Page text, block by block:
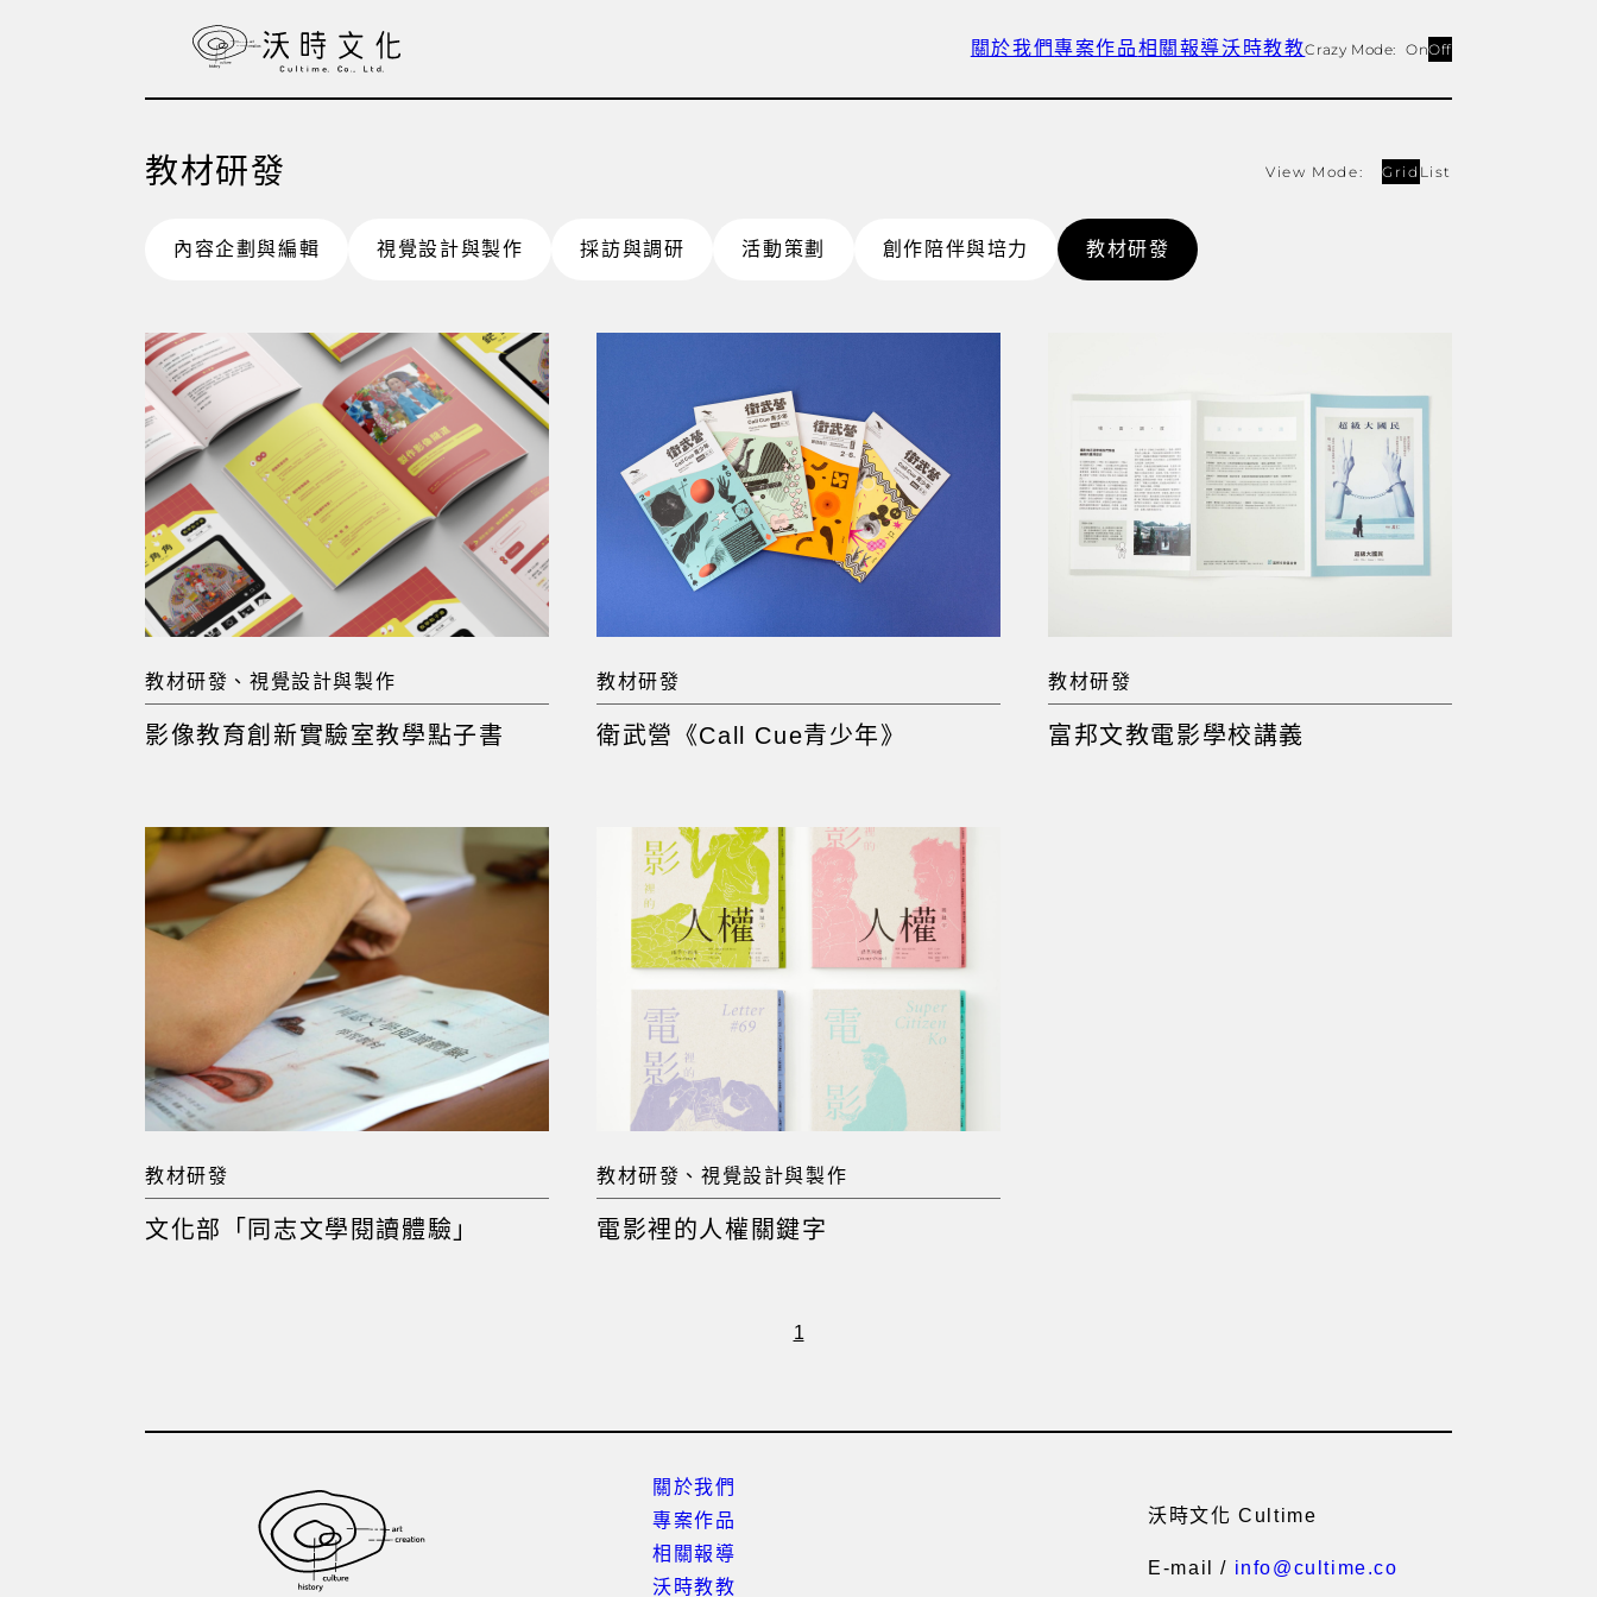
關於我們專案作品相關報導沃時教教Crazy Mode: OnOff
教材研發 View Mode: Grid List
內容企劃與編輯 視覺設計與製作 採訪與調研 活動策劃 創作陪伴與培力 教材研發
教材研發、視覺設計與製作
影像教育創新實驗室教學點子書
教材研發
衛武營《Call Cue青少年》
教材研發
富邦文教電影學校講義
教材研發
文化部「同志文學閱讀體驗」
教材研發、視覺設計與製作
電影裡的人權關鍵字
1
關於我們
專案作品
相關報導
沃時教教
沃時文化 Cultime
E-mail / info@cultime.co